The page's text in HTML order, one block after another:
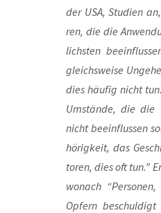
der USA, Stu­di­en
ren, die die
lichs­ten
gleichs­wei­se
dies häu­fig nicht
Umstän­de, die die
nicht beein­flus­sen
hö­rig­keit, das
to­ren, dies oft tun.”
wonach
Opfern